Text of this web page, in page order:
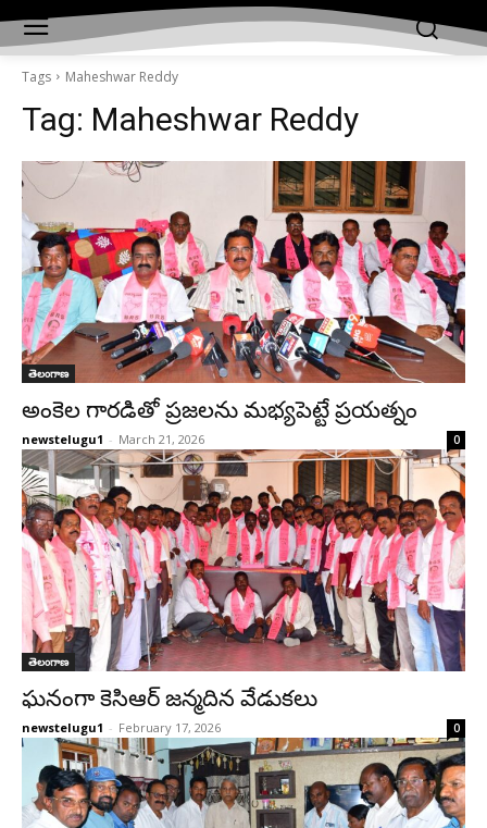
Tags Maheshwar Reddy
Tag: Maheshwar Reddy
తెలంగాణ
అంకెల గారడితో ప్రజలను మభ్యపెట్టే ప్రయత్నం
newstelugu1 - March 21, 2026 0
తెలంగాణ
ఘనంగా కెసిఆర్ జన్మదిన వేడుకలు
newstelugu1 - February 17, 2026 0